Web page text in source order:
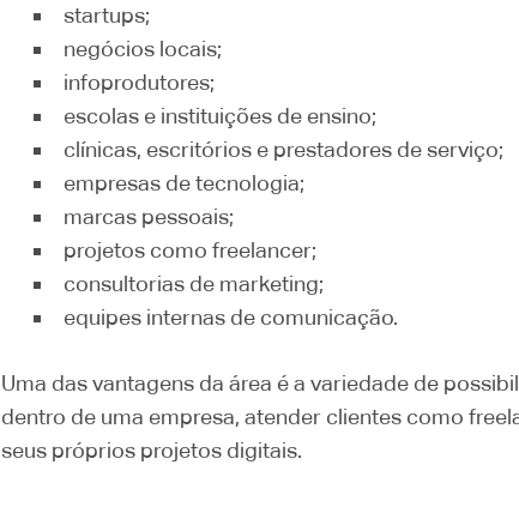
startups;
negócios locais;
infoprodutores;
escolas e instituições de ensino;
clínicas, escritórios e prestadores de serviço;
empresas de tecnologia;
marcas pessoais;
projetos como freelancer;
consultorias de marketing;
equipes internas de comunicação.
Uma das vantagens da área é a variedade de
dentro de uma empresa, atender clientes como
seus próprios projetos digitais.